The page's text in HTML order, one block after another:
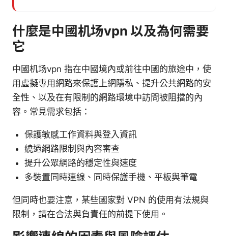
什麼是中國机场vpn 以及為何需要
它
中國机场vpn 指在中國境內或前往中國的旅途中，使
用虛擬專用網路來保護上網隱私、提升公共網路的安
全性、以及在有限制的網路環境中訪問被阻擋的內
容。常見需求包括：
保護敏感工作資料與登入資訊
繞過網路限制與內容審查
提升公眾網路的穩定性與速度
多裝置同時連線、同時保護手機、平板與筆電
但同時也要注意，某些國家對 VPN 的使用有法規與
限制，請在合法與負責任的前提下使用。